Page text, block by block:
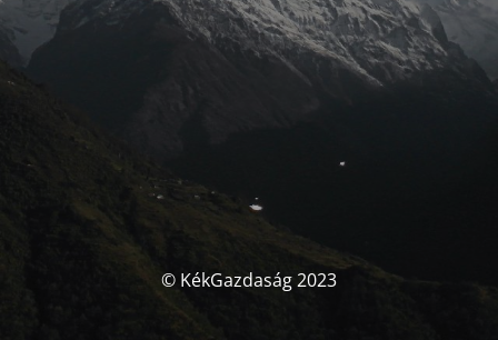
© KékGazdaság 2023